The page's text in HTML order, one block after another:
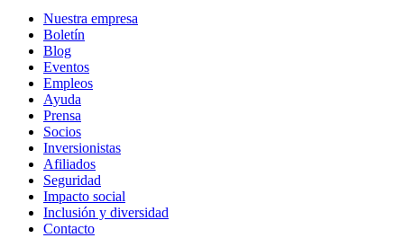
Nuestra empresa
Boletín
Blog
Eventos
Empleos
Ayuda
Prensa
Socios
Inversionistas
Afiliados
Seguridad
Impacto social
Inclusión y diversidad
Contacto